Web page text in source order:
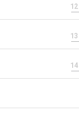
12
13
14